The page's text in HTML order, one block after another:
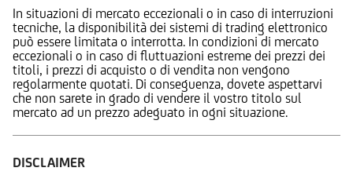
In situazioni di mercato eccezionali o in caso di interruzioni
tecniche, la disponibilità dei sistemi di trading elettronico
può essere limitata o interrotta. In condizioni di mercato
eccezionali o in caso di fluttuazioni estreme dei prezzi dei
titoli, i prezzi di acquisto o di vendita non vengono
regolarmente quotati. Di conseguenza, dovete aspettarvi
che non sarete in grado di vendere il vostro titolo sul
mercato ad un prezzo adeguato in ogni situazione.
DISCLAIMER